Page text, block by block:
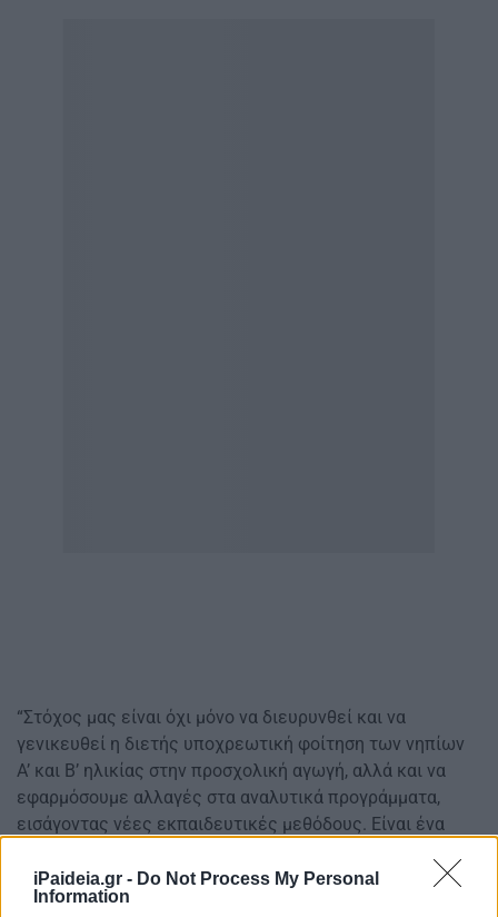
iPaideia.gr - Do Not Process My Personal
Information
“Στόχος μας είναι όχι μόνο να διευρυνθεί και να
γενικευθεί η διετής υποχρεωτική φοίτηση των νηπίων
Α’ και Β’ ηλικίας στην προσχολική αγωγή, αλλά και να
εφαρμόσουμε αλλαγές στα αναλυτικά προγράμματα,
εισάγοντας νέες εκπαιδευτικές μεθόδους. Είναι ένα
προηγούμενη σχολική χρονιά μέσα από το περιεχόμενο
του στόχου της 14χρονης υποχρεωτικής εκπαίδευσης”